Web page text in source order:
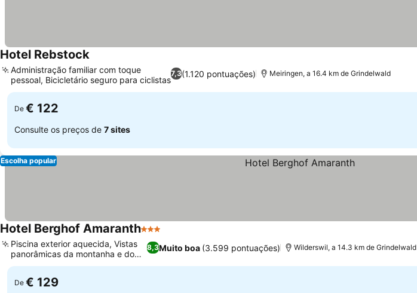
Hotel RebstockVer preços
7,3(1.120 pontuações)
Administração familiar com toque
pessoal, Bicicletário seguro para ciclistas
Meiringen, a 16.4 km de Grindelwald
De € 122
Consulte os preços de 7 sites
Escolha popular
Hotel Berghof Amaranth3 Estrelas
8,3Muito boa (3.599 pontuações)
Piscina exterior aquecida, Vistas
panorâmicas da montanha e do
lago
Wilderswil, a 14.3 km de Grindelwald
De € 129